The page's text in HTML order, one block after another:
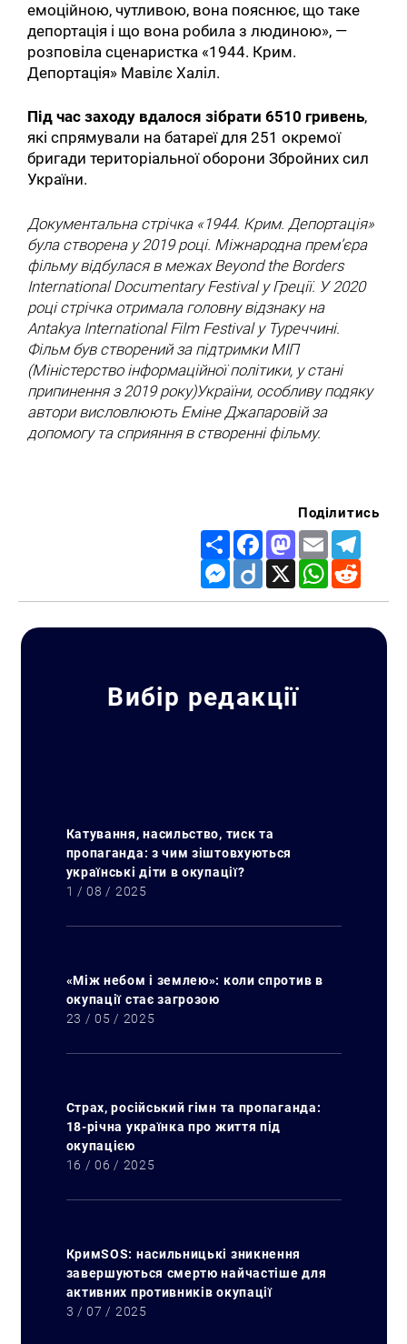
емоційною, чутливою, вона пояснює, що таке
депортація і що вона робила з людиною», —
розповіла сценаристка «1944. Крим.
Депортація» Мавілє Халіл.
Під час заходу вдалося зібрати 6510 гривень,
які спрямували на батареї для 251 окремої
бригади територіальної оборони Збройних сил
України.
Документальна стрічка «1944. Крим. Депортація»
була створена у 2019 році. Міжнародна прем’єра
фільму відбулася в межах Beyond the Borders
International Documentary Festival у Греції. У 2020
році стрічка отримала головну відзнаку на
Antakya International Film Festival у Туреччині.
Фільм був створений за підтримки МІП
(Міністерство інформаційної політики, у стані
припинення з 2019 року)України, особливу подяку
автори висловлюють Еміне Джапаровій за
допомогу та сприяння в створенні фільму.
Поділитись
Share FacebookMastodon
Email
Messenger
Diigo X WhatsApp
Вибір редакції
Катування, насильство, тиск та
пропаганда: з чим зіштовхуються
українські діти в окупації?
1 / 08 / 2025
«Між небом і землею»: коли спротив в
окупації стає загрозою
23 / 05 / 2025
Страх, російський гімн та пропаганда:
18-річна українка про життя під
окупацією
16 / 06 / 2025
КримSOS: насильницькі зникнення
завершуються смертю найчастіше для
активних противників окупації
3 / 07 / 2025